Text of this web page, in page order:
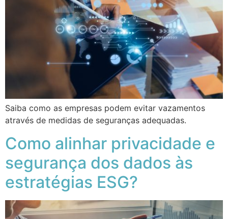
Saiba como as empresas podem evitar vazamentos
através de medidas de seguranças adequadas.
Como alinhar privacidade e
segurança dos dados às
estratégias ESG?